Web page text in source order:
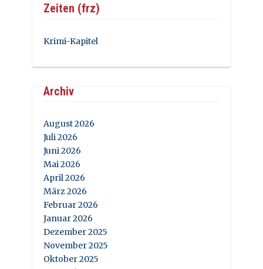
Zeiten (frz)
Krimi-Kapitel
Archiv
August 2026
Juli 2026
Juni 2026
Mai 2026
April 2026
März 2026
Februar 2026
Januar 2026
Dezember 2025
November 2025
Oktober 2025